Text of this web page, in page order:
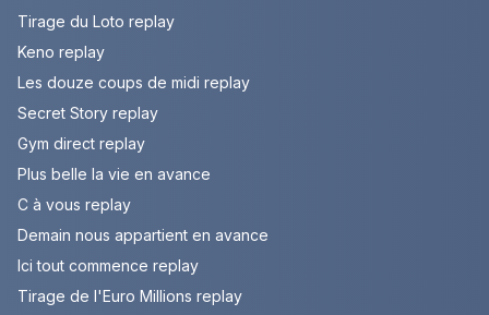
Tirage du Loto replay
Keno replay
Les douze coups de midi replay
Secret Story replay
Gym direct replay
Plus belle la vie en avance
C à vous replay
Demain nous appartient en avance
Ici tout commence replay
Tirage de l'Euro Millions replay